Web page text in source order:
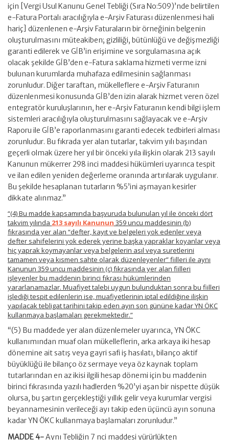
için [Vergi Usul Kanunu Genel Tebliği (Sıra No:509)’nde belirtilen
e-Fatura Portalı aracılığıyla e-Arşiv Faturası düzenlenmesi hali
hariç] düzenlenen e-Arşiv Faturaların bir örneğinin belgenin
oluşturulmasını müteakiben; gizliliği, bütünlüğü ve değişmezliği
garanti edilerek ve GİB’in erişimine ve sorgulamasına açık
olacak şekilde GİB’den e-Fatura saklama hizmeti verme izni
bulunan kurumlarda muhafaza edilmesinin sağlanması
zorunludur. Diğer taraftan, mükelleflere e-Arşiv Faturanın
düzenlenmesi konusunda GİB’den izin alarak hizmet veren özel
entegratör kuruluşlarının, her e-Arşiv Faturanın kendi bilgi işlem
sistemleri aracılığıyla oluşturulmasını sağlayacak ve e-Arşiv
Raporu ile GİB’e raporlanmasını garanti edecek tedbirleri alması
zorunludur. Bu fıkrada yer alan tutarlar, takvim yılı başından
geçerli olmak üzere her yıl bir önceki yıla ilişkin olarak 213 sayılı
Kanunun mükerrer 298 inci maddesi hükümleri uyarınca tespit
ve ilan edilen yeniden değerleme oranında artırılarak uygulanır.
Bu şekilde hesaplanan tutarların %5’ini aşmayan kesirler
dikkate alınmaz.”
“(4) Bu madde kapsamında başvuruda bulunulan yıl ile önceki dört
takvim yılında 213 sayılı Kanunun 359 uncu maddesinin (b)
fıkrasında yer alan “defter, kayıt ve belgeleri yok edenler veya
defter sahifelerini yok ederek yerine başka yapraklar koyanlar veya
hiç yaprak koymayanlar veya belgelerin asıl veya suretlerini
tamamen veya kısmen sahte olarak düzenleyenler” fiilleri ile aynı
Kanunun 359 uncu maddesinin (ç) fıkrasında yer alan fiilleri
işleyenler bu maddenin birinci fıkrası hükümlerinden
yararlanamazlar. Muafiyet talebi uygun bulunduktan sonra bu fiilleri
işlediği tespit edilenlerin ise, muafiyetlerinin iptal edildiğine ilişkin
yapılacak tebligat tarihini takip eden ayın son gününe kadar YN ÖKC
kullanmaya başlamaları gerekmektedir.”
“(5) Bu maddede yer alan düzenlemeler uyarınca, YN ÖKC
kullanımından muaf olan mükelleflerin, arka arkaya iki hesap
dönemine ait satış veya gayri safi iş hasılatı, bilanço aktif
büyüklüğü ile bilanço öz sermaye veya öz kaynak toplam
tutarlarından en az ikisi ilgili hesap dönemi için bu maddenin
birinci fıkrasında yazılı hadlerden %20’yi aşan bir nispette düşük
olursa, bu şartın gerçekleştiği yıllık gelir veya kurumlar vergisi
beyannamesinin verileceği ayı takip eden üçüncü ayın sonuna
kadar YN ÖKC kullanmaya başlamaları zorunludur.”
MADDE 4-Aynı Tebliğin 7 nci maddesi yürürlükten